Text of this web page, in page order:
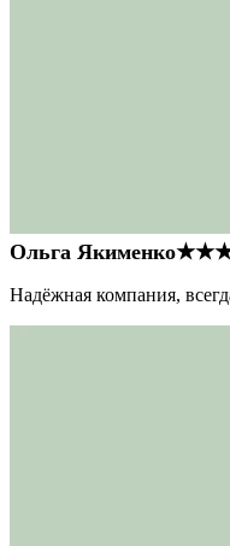
Ольга Якименко
Надёжная компания,